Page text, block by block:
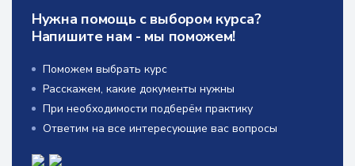
Нужна помощь с выбором курса?
Напишите нам - мы поможем!
Поможем выбрать курс
Расскажем, какие документы нужны
При необходимости подберём практику
Ответим на все интересующие вас вопросы